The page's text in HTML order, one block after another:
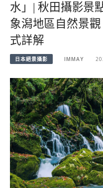
水」| 秋田攝影景
象潟地區自然景
式詳解
日本絕景攝影 IMMAY